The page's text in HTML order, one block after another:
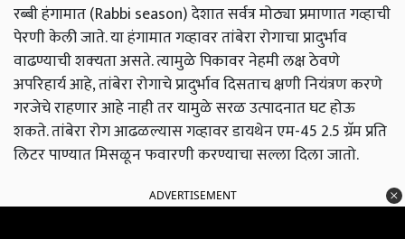
रब्बी हंगामात (Rabbi season) देशात सर्वत्र मोठ्या प्रमाणात गव्हाची
पेरणी केली जाते. या हंगामात गव्हावर तांबेरा रोगाचा प्रादुर्भाव
वाढण्याची शक्‍यता असते. त्यामुळे पिकावर नेहमी लक्ष ठेवणे
अपरिहार्य आहे, तांबेरा रोगाचे प्रादुर्भाव दिसताच क्षणी नियंत्रण करणे
गरजेचे राहणार आहे नाही तर यामुळे सरळ उत्पादनात घट होऊ
शकते. तांबेरा रोग आढळल्यास गव्हावर डायथेन एम-45 2.5 ग्रॅम प्रति
लिटर पाण्यात मिसळून फवारणी करण्याचा सल्ला दिला जातो.
ADVERTISEMENT